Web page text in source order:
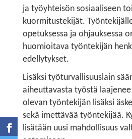
ja työyhteisön sosiaaliseen
kuormitustekijät.
opetuksessa ja ohjauksessa
huomioitava työntekijän
edellytykset.
Lisäksi työturvallisuuslain
aiheuttavasta työstä laajenee
olevan työntekijän lisäksi
sekä imettävää työntekijää.
lisätään uusi mahdollisuus